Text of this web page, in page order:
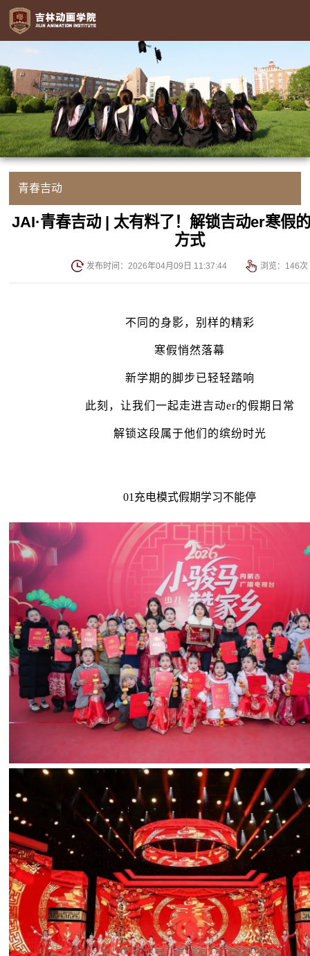
青春吉动
JAI·青春吉动 | 太有料了！解锁吉动er寒假
方式
发布时间：2026年04月09日 11:37:44 浏览： 146次
不同的身影，别样的精彩
寒假悄然落幕
新学期的脚步已轻轻踏响
此刻，让我们一起走进吉动er的假期日常
解锁这段属于他们的缤纷时光
01充电模式假期学习不能停